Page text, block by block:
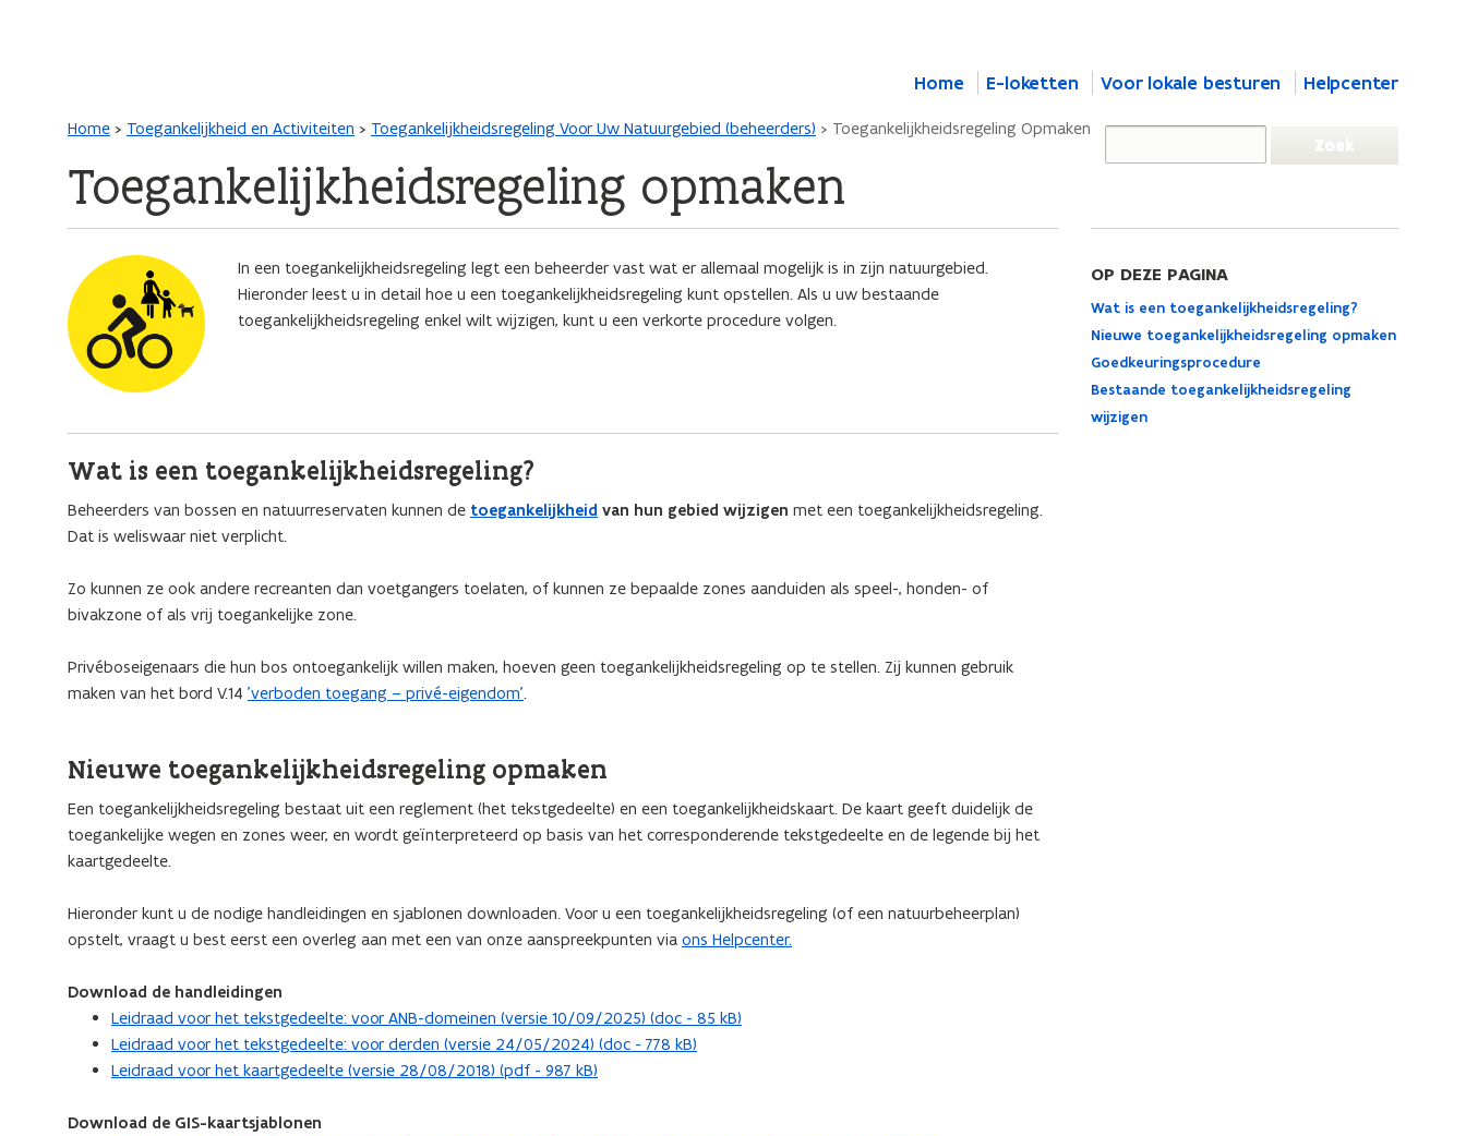
de
inhoud
gaan
Home E-loketten Voor lokale besturen Helpcenter
Kruimelpad
Home Toegankelijkheid en Activiteiten Toegankelijkheidsregeling Voor Uw Natuurgebied (beheerders) Toegankelijkheidsregeling Opmaken
Toegankelijkheidsregeling opmaken
Afbeelding
In een toegankelijkheidsregeling legt een beheerder vast wat er allemaal mogelijk is in zijn natuurgebied.
Hieronder leest u in detail hoe u een toegankelijkheidsregeling kunt opstellen. Als u uw bestaande
toegankelijkheidsregeling enkel wilt wijzigen, kunt u een verkorte procedure volgen.
Wat is een toegankelijkheidsregeling?
Beheerders van bossen en natuurreservaten kunnen de toegankelijkheid van hun gebied wijzigen met een toegankelijkheidsregeling.
Dat is weliswaar niet verplicht.
Zo kunnen ze ook andere recreanten dan voetgangers toelaten, of kunnen ze bepaalde zones aanduiden als speel-, honden- of
bivakzone of als vrij toegankelijke zone.
Privéboseigenaars die hun bos ontoegankelijk willen maken, hoeven geen toegankelijkheidsregeling op te stellen. Zij kunnen gebruik
maken van het bord V.14 'verboden toegang – privé-eigendom’.
Nieuwe toegankelijkheidsregeling opmaken
Een toegankelijkheidsregeling bestaat uit een reglement (het tekstgedeelte) en een toegankelijkheidskaart. De kaart geeft duidelijk de
toegankelijke wegen en zones weer, en wordt geïnterpreteerd op basis van het corresponderende tekstgedeelte en de legende bij het
kaartgedeelte.
Hieronder kunt u de nodige handleidingen en sjablonen downloaden. Voor u een toegankelijkheidsregeling (of een natuurbeheerplan)
opstelt, vraagt u best eerst een overleg aan met een van onze aanspreekpunten via ons Helpcenter.
Download de handleidingen
Leidraad voor het tekstgedeelte: voor ANB-domeinen (versie 10/09/2025) (doc - 85 kB)
Leidraad voor het tekstgedeelte: voor derden (versie 24/05/2024) (doc - 778 kB)
Leidraad voor het kaartgedeelte (versie 28/08/2018) (pdf - 987 kB)
Download de GIS-kaartsjablonen
OP DEZE PAGINA
Wat is een toegankelijkheidsregeling?
Nieuwe toegankelijkheidsregeling opmaken
Goedkeuringsprocedure
Bestaande toegankelijkheidsregeling
wijzigen